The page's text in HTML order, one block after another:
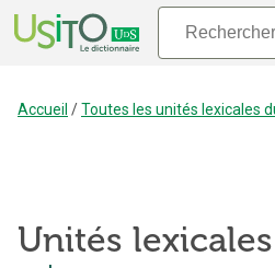
Accueil /Toutes les unités lexicales
Unités